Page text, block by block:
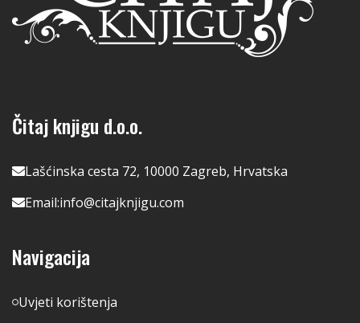
Čitaj knjigu d.o.o.
Lašćinska cesta 72, 10000 Zagreb, Hrvatska
Email:info@citajknjigu.com
Navigacija
Uvjeti korištenja